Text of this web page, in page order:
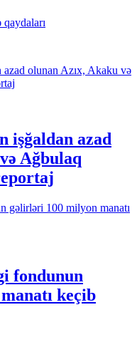
işğaldan azad
Ağbulaq
fondunun
keçib